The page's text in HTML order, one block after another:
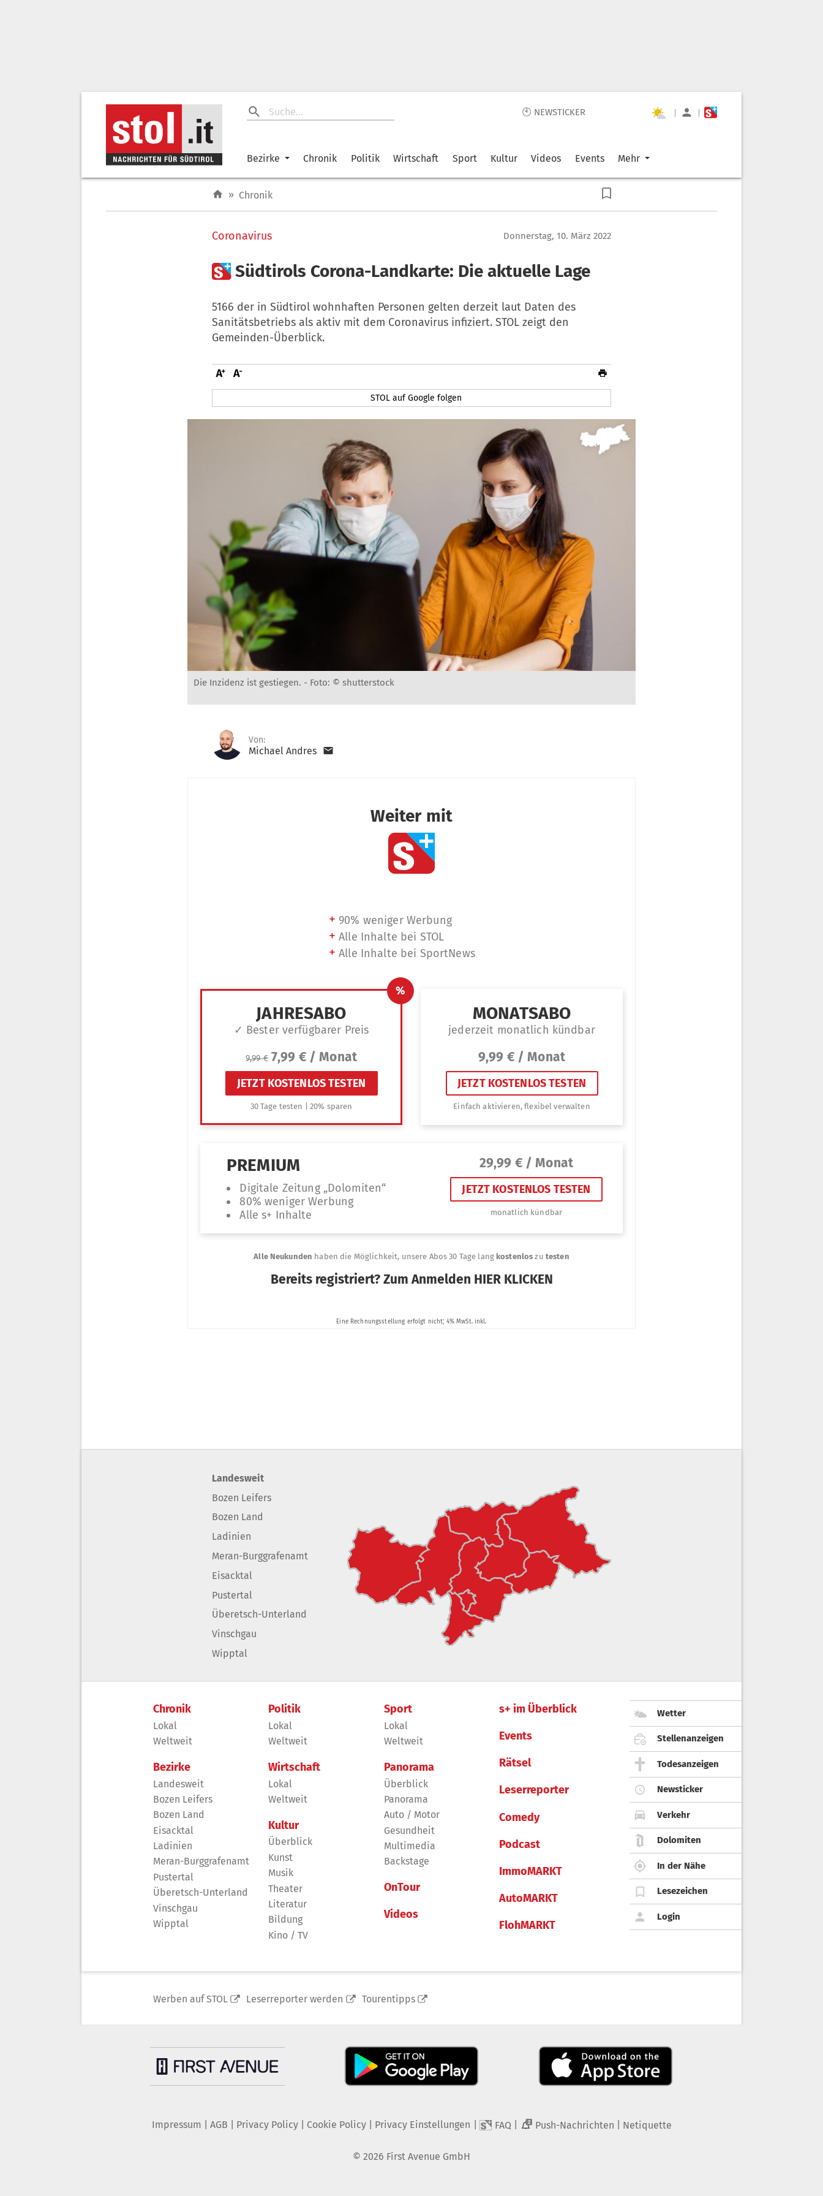
🕙 NEWSTICKER | |
Bezirke Chronik Politik Wirtschaft Sport Kultur Videos Events Mehr
» Chronik
Coronavirus Donnerstag, 10. März 2022
Südtirols Corona-Landkarte: Die aktuelle Lage
5166 der in Südtirol wohnhaften Personen gelten derzeit laut Daten des
Sanitätsbetriebs als aktiv mit dem Coronavirus infiziert. STOL zeigt den
Gemeinden-Überblick.
STOL auf Google folgen
Die Inzidenz ist gestiegen. - Foto: © shutterstock
Von:
Michael Andres
Landesweit
Bozen Leifers
Bozen Land
Ladinien
Meran-Burggrafenamt
Eisacktal
Pustertal
Überetsch-Unterland
Vinschgau
Wipptal
Chronik
Lokal
Weltweit
Bezirke
Landesweit
Bozen Leifers
Bozen Land
Eisacktal
Ladinien
Meran-Burggrafenamt
Pustertal
Überetsch-Unterland
Vinschgau
Wipptal
Politik
Lokal
Weltweit
Wirtschaft
Lokal
Weltweit
Kultur
Überblick
Kunst
Musik
Theater
Literatur
Bildung
Kino / TV
Sport
Lokal
Weltweit
Panorama
Überblick
Panorama
Auto / Motor
Gesundheit
Multimedia
Backstage
OnTour
Videos
s+ im Überblick
Events
Rätsel
Leserreporter
Comedy
Podcast
ImmoMARKT
AutoMARKT
FlohMARKT
Wetter
Stellenanzeigen
Todesanzeigen
Newsticker
Verkehr
Dolomiten
In der Nähe
Lesezeichen
Login
Werben auf STOL Leserreporter werden Tourentipps
Impressum AGB Privacy Policy| Cookie Policy| Privacy Einstellungen FAQ 2 Push-Nachrichten Netiquette
© 2026 First Avenue GmbH